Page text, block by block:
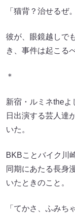
「猫背？治せるぜ
彼が、眼鏡越しで
き、事件は起こる
＊
新宿・ルミネthe
日出演する芸人達
いた。
BKBことバイク川
同期にあたる長身
いたときのこと。
「てかさ、ふみち